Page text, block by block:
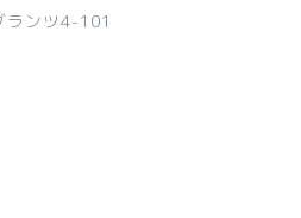
ンツ4-101